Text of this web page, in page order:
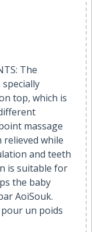
The
top, which is
massage
while
and teeth
is suitable for
the baby
AoiSouk.
pour un poids